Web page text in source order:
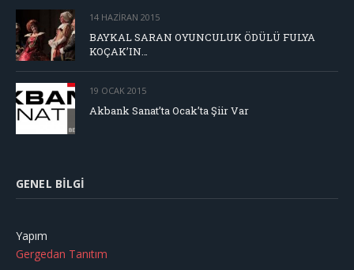
14 HAZIRAN 2015
BAYKAL SARAN OYUNCULUK ÖDÜLÜ FULYA
KOÇAK’IN…
19 OCAK 2015
Akbank Sanat’ta Ocak’ta Şiir Var
GENEL BILGI
Yapım
Gergedan Tanıtım